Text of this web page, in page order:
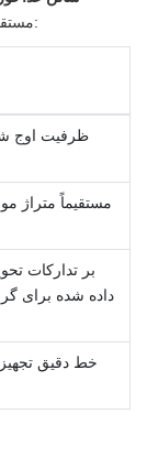
مستقیماً بر تخصیص نهایی فضای آشپزخانه تأثیر می‌گذارند:
ظرفیت اوج
مستقیماً متراژ
بر تدارکات
داده شده برای
خط دقیق